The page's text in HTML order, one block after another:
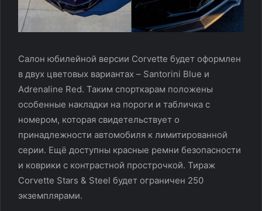
Салон юбилейной версии Corvette будет оформлен
в двух цветовых вариантах – Santorini Blue и
Adrenaline Red. Таким спорткарам положены
особенные накладки на пороги и табличка с
номером, которая свидетельствует о
принадлежности автомобиля к лимитированной
серии. Ещё доступны красные ремни безопасности
и коврики с контрастной прострочкой. Тираж
Corvette Stars & Steel будет ограничен 250
экземплярами.